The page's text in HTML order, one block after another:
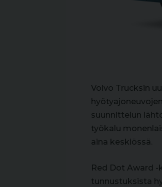
Volvo Trucksin
suunnittelun
työkalu
aina keskiössä.
Red Dot Award
tunnustuksista